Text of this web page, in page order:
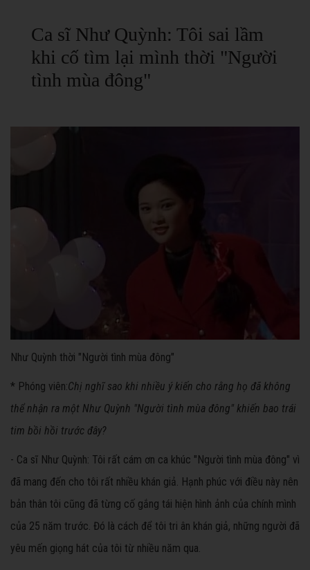
Ca sĩ Như Quỳnh: Tôi sai lầm
khi cố tìm lại mình thời "Người
tình mùa đông"
Như Quỳnh thời "Người tình mùa đông"
* Phóng viên:Chị nghĩ sao khi nhiều ý kiến cho rằng họ đã không
thể nhận ra một Như Quỳnh "Người tình mùa đông" khiến bao trái
tim bồi hồi trước đây?
- Ca sĩ Như Quỳnh: Tôi rất cám ơn ca khúc "Người tình mùa đông" vì
đã mang đến cho tôi rất nhiều khán giả. Hạnh phúc với điều này nên
bản thân tôi cũng đã từng cố gắng tái hiện hình ảnh của chính mình
của 25 năm trước. Đó là cách để tôi tri ân khán giả, những người đã
yêu mến giọng hát của tôi từ nhiều năm qua.